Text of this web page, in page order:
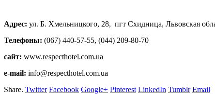
Адрес: ул. Б. Хмельницкого, 28, пгт Схидница, Львовская
Телефоны: (067) 440-57-55, (044) 209-80-70
сайт: www.respecthotel.com.ua
e-mail: info@respecthotel.com.ua
Share. Twitter Facebook Google+ Pinterest LinkedIn Tumblr Email